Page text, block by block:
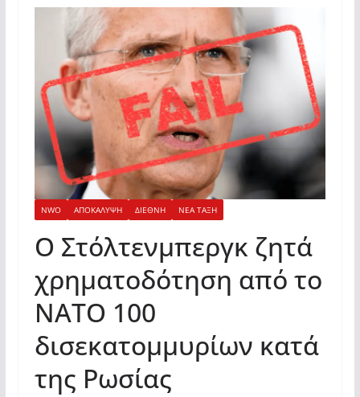
NWO ΑΠΟΚΑΛΥΨΗ ΔΙΕΘΝΗ ΝΕΑ ΤΑΞΗ
Ο Στόλτενμπεργκ ζητά
χρηματοδότηση από το
ΝΑΤΟ 100
δισεκατομμυρίων κατά
της Ρωσίας